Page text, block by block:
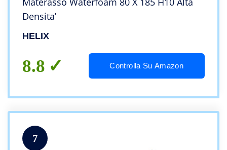
Densita’
HELIX
8.8 Controlla Su Amazon
7